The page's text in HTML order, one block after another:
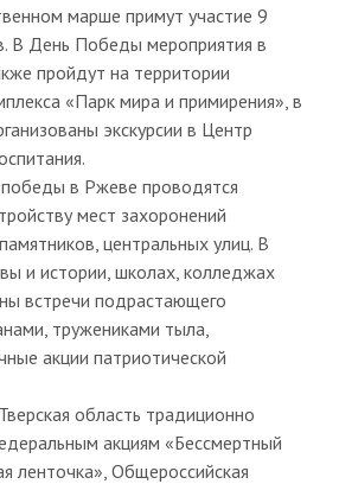
марше примут участие 9
В День Победы мероприятия в
пройдут на территории
«Парк мира и примирения», в
экскурсии в Центр
в Ржеве проводятся
мест захоронений
центральных улиц. В
и истории, школах, колледжах
встречи подрастающего
тружениками тыла,
акции патриотической
область традиционно
акциям «Бессмертный
ленточка», Общероссийская